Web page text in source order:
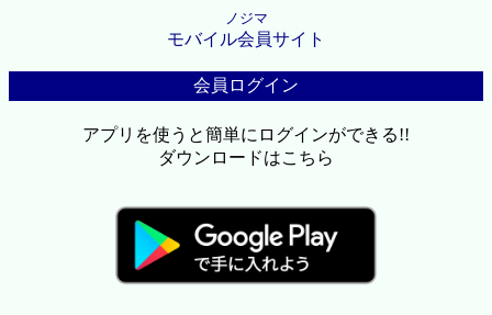
ノジマ
モバイル会員サイト
会員ログイン
アプリを使うと簡単にログインができる!!
ダウンロードはこちら